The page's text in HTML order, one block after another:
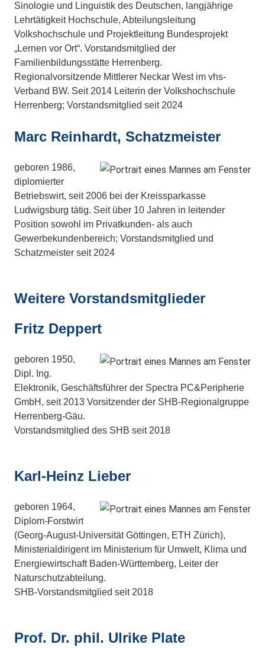
Sinologie und Linguistik des Deutschen, langjährige
Lehrtätigkeit Hochschule, Abteilungsleitung
Volkshochschule und Projektleitung Bundesprojekt
„Lernen vor Ort“. Vorstandsmitglied der
Familienbildungsstätte Herrenberg.
Regionalvorsitzende Mittlerer Neckar West im vhs-
Verband BW. Seit 2014 Leiterin der Volkshochschule
Herrenberg; Vorstandsmitglied seit 2024
Marc Reinhardt, Schatzmeister
geboren 1986,
diplomierter
Betriebswirt, seit 2006 bei der Kreissparkasse
Ludwigsburg tätig. Seit über 10 Jahren in leitender
Position sowohl im Privatkunden- als auch
Gewerbekundenbereich; Vorstandsmitglied und
Schatzmeister seit 2024
Weitere Vorstandsmitglieder
Fritz Deppert
geboren 1950,
Dipl. Ing.
Elektronik, Geschäftsführer der Spectra PC&Peripherie
GmbH, seit 2013 Vorsitzender der SHB-Regionalgruppe
Herrenberg-Gäu.
Vorstandsmitglied des SHB seit 2018
Karl-Heinz Lieber
geboren 1964,
Diplom-Forstwirt
(Georg-August-Universität Göttingen, ETH Zürich),
Ministerialdirigent im Ministerium für Umwelt, Klima und
Energiewirtschaft Baden-Württemberg, Leiter der
Naturschutzabteilung.
SHB-Vorstandsmitglied seit 2018
Prof. Dr. phil. Ulrike Plate